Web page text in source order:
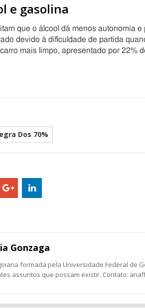
e gasolina
que o álcool dá menos autonomia
devido à dificuldade de partida
mais limpo, apresentado por 22%
Dos 70%
Gonzaga
formada pela Universidade Federal de
assuntos que possam existir. Contato: